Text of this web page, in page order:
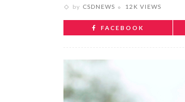
by CSDNEWS 12K VIEWS
FACEBOOK